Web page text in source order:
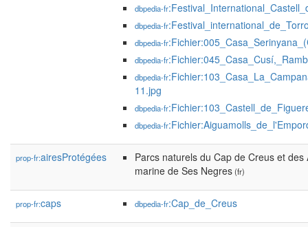
dbpedia-fr
dbpedia-fr
dbpedia-fr
dbpedia-fr
dbpedia-fr
11.jpg
dbpedia-fr
dbpedia-fr
prop-fr:airesProtégées
Parcs naturels du Cap de Creus et
marine de Ses Negres(fr)
prop-fr:caps dbpedia-fr:Cap_de_Creus